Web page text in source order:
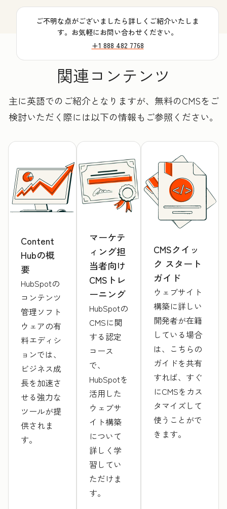
ご不明な点がございましたら詳しくご紹介いたしま
す。お気軽にお問い合わせください。
+1 888 482 7768
関連コンテンツ
主に英語でのご紹介となりますが、無料のCMSをご
検討いただく際には以下の情報もご参照ください。
Content
Hubの概
要
HubSpotの
コンテンツ
管理ソフト
ウェアの有
料エディシ
ョンでは、
ビジネス成
長を加速さ
せる強力な
ツールが提
供されま
す。
マーケテ
ィング担
当者向け
CMSトレ
ーニング
HubSpotの
CMSに関
する認定
コース
で、
HubSpotを
活用した
ウェブサ
イト構築
について
詳しく学
習してい
ただけま
す。
CMSクイッ
ク スタート
ガイド
ウェブサイト
構築に詳しい
開発者が在籍
している場合
は、こちらの
ガイドを共有
すれば、すぐ
にCMSをカス
タマイズして
使うことがで
きます。